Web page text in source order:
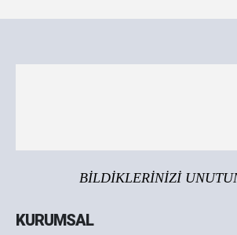
BİLDİKLERİNİZİ
KURUMSAL